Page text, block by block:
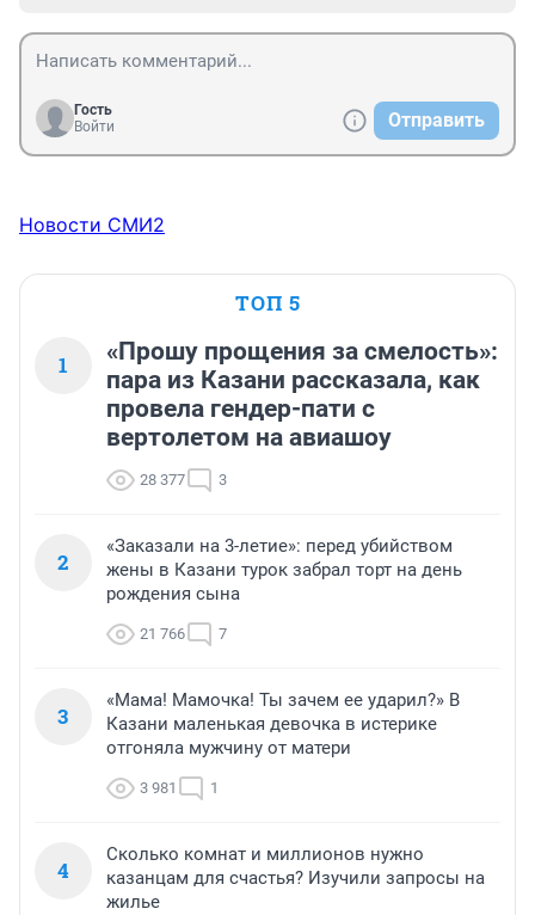
Гость
Войти
Отправить
Новости СМИ2
ТОП 5
1
«Прошу прощения за смелость»:
пара из Казани рассказала, как
провела гендер-пати с
вертолетом на авиашоу
28 377 3
2
«Заказали на 3-летие»: перед убийством
жены в Казани турок забрал торт на день
рождения сына
21 766 7
3
«Мама! Мамочка! Ты зачем ее ударил?» В
Казани маленькая девочка в истерике
отгоняла мужчину от матери
3 981 1
4
Сколько комнат и миллионов нужно
казанцам для счастья? Изучили запросы на
жилье